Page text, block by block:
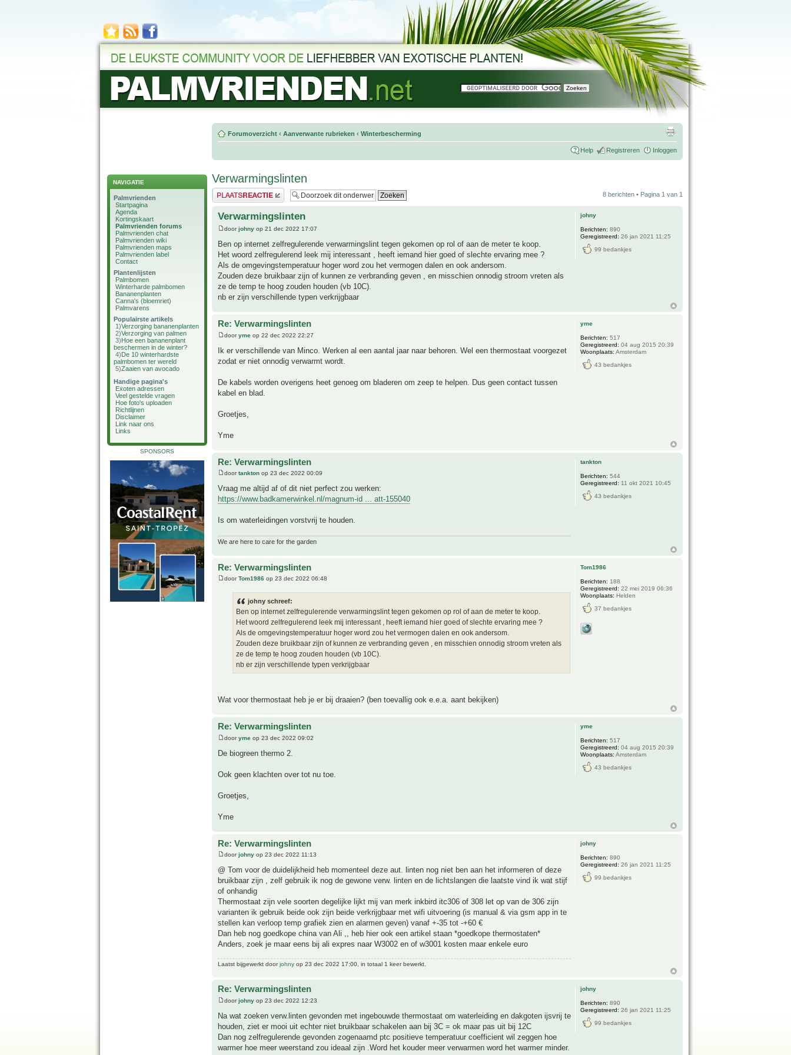
NAVIGATIE
Palmvrienden
Startpagina
Agenda
Kortingskaart
Palmvrienden forums
Palmvrienden chat
Palmvrienden wiki
Palmvrienden maps
Palmvrienden label
Contact
Plantenlijsten
Palmbomen
Winterharde palmbomen
Bananenplanten
Canna's (bloemriet)
Palmvarens
Populairste artikels
1)Verzorging bananenplanten
2)Verzorging van palmen
3)Hoe een bananenplant
beschermen in de winter?
4)De 10 winterhardste
palmbomen ter wereld
5)Zaaien van avocado
Handige pagina's
Exoten adressen
Veel gestelde vragen
Hoe foto's uploaden
Richtlijnen
Disclaimer
Link naar ons
Links
SPONSORS
Forumoverzicht ‹ Aanverwante rubrieken ‹ Winterbescherming
Help Registreren Inloggen
Verwarmingslinten
Plaats een reactie 8 berichten • Pagina 1 van 1
Verwarmingslinten
doorjohny op 21 dec 2022 17:07
Ben op internet zelfregulerende verwarmingslint tegen gekomen op rol of aan de meter te koop.
Het woord zelfregulerend leek mij interessant , heeft iemand hier goed of slechte ervaring mee ?
Als de omgevingstemperatuur hoger word zou het vermogen dalen en ook andersom.
Zouden deze bruikbaar zijn of kunnen ze verbranding geven , en misschien onnodig stroom vreten als
ze de temp te hoog zouden houden (vb 10C).
nb er zijn verschillende typen verkrijgbaar
johny
Berichten: 890
Geregistreerd: 26 jan 2021 11:25
99 bedankjes
Re: Verwarmingslinten
dooryme op 22 dec 2022 22:27
Ik er verschillende van Minco. Werken al een aantal jaar naar behoren. Wel een thermostaat voorgezet
zodat er niet onnodig verwarmt wordt.
De kabels worden overigens heet genoeg om bladeren om zeep te helpen. Dus geen contact tussen
kabel en blad.
Groetjes,
Yme
yme
Berichten: 517
Geregistreerd: 04 aug 2015 20:39
Woonplaats: Amsterdam
43 bedankjes
Re: Verwarmingslinten
doortankton op 23 dec 2022 00:09
Vraag me altijd af of dit niet perfect zou werken:
https://www.badkamerwinkel.nl/magnum-id ... att-155040
Is om waterleidingen vorstvrij te houden.
We are here to care for the garden
tankton
Berichten: 544
Geregistreerd: 11 okt 2021 10:45
43 bedankjes
Re: Verwarmingslinten
doorTom1986 op 23 dec 2022 06:48
johny schreef:
Ben op internet zelfregulerende verwarmingslint tegen gekomen op rol of aan de meter te koop.
Het woord zelfregulerend leek mij interessant , heeft iemand hier goed of slechte ervaring mee ?
Als de omgevingstemperatuur hoger word zou het vermogen dalen en ook andersom.
Zouden deze bruikbaar zijn of kunnen ze verbranding geven , en misschien onnodig stroom vreten als
ze de temp te hoog zouden houden (vb 10C).
nb er zijn verschillende typen verkrijgbaar
Wat voor thermostaat heb je er bij draaien? (ben toevallig ook e.e.a. aant bekijken)
Tom1986
Berichten: 188
Geregistreerd: 22 mei 2019 06:36
Woonplaats: Helden
37 bedankjes
Re: Verwarmingslinten
dooryme op 23 dec 2022 09:02
De biogreen thermo 2.
Ook geen klachten over tot nu toe.
Groetjes,
Yme
yme
Berichten: 517
Geregistreerd: 04 aug 2015 20:39
Woonplaats: Amsterdam
43 bedankjes
Re: Verwarmingslinten
doorjohny op 23 dec 2022 11:13
@ Tom voor de duidelijkheid heb momenteel deze aut. linten nog niet ben aan het informeren of deze
bruikbaar zijn , zelf gebruik ik nog de gewone verw. linten en de lichtslangen die laatste vind ik wat stijf
of onhandig
Thermostaat zijn vele soorten degelijke lijkt mij van merk inkbird itc306 of 308 let op van de 306 zijn
varianten ik gebruik beide ook zijn beide verkrijgbaar met wifi uitvoering (is manual & via gsm app in te
stellen kan verloop temp grafiek zien en alarmen geven) vanaf +-35 tot -+60 €
Dan heb nog goedkope china van Ali ,, heb hier ook een artikel staan *goedkope thermostaten*
Anders, zoek je maar eens bij ali expres naar W3002 en of w3001 kosten maar enkele euro
Laatst bijgewerkt doorjohny op 23 dec 2022 17:00, in totaal 1 keer bewerkt.
johny
Berichten: 890
Geregistreerd: 26 jan 2021 11:25
99 bedankjes
Re: Verwarmingslinten
doorjohny op 23 dec 2022 12:23
Na wat zoeken verw.linten gevonden met ingebouwde thermostaat om waterleiding en dakgoten ijsvrij te
houden, ziet er mooi uit echter niet bruikbaar schakelen aan bij 3C = ok maar pas uit bij 12C
Dan nog zelfregulerende gevonden zogenaamd ptc positieve temperatuur coefficient wil zeggen hoe
warmer hoe meer weerstand zou ideaal zijn .Word het kouder meer verwarmen word het warmer minder.
johny
Berichten: 890
Geregistreerd: 26 jan 2021 11:25
99 bedankjes